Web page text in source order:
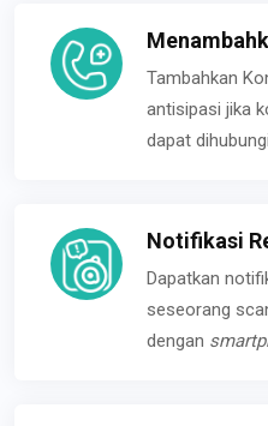
Tambahkan
antisipasi jika
dapat
Notifikasi
Dapatkan
seseorang
dengan